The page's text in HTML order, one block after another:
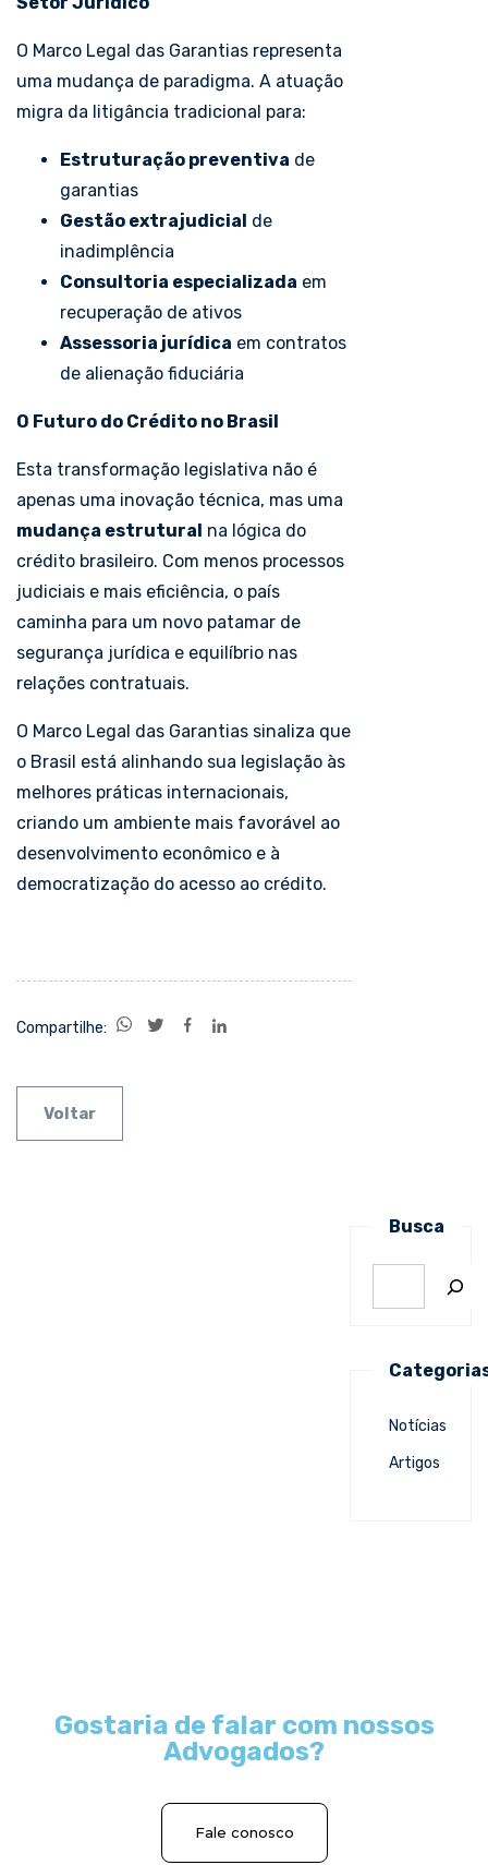
O Marco Legal das Garantias representa
uma mudança de paradigma. A atuação
migra da litigância tradicional para:
Estruturação preventiva de
garantias
Gestão extrajudicial de
inadimplência
Consultoria especializada em
recuperação de ativos
Assessoria jurídica em contratos
de alienação fiduciária
O Futuro do Crédito no Brasil
Esta transformação legislativa não é
apenas uma inovação técnica, mas uma
mudança estrutural na lógica do
crédito brasileiro. Com menos processos
judiciais e mais eficiência, o país
caminha para um novo patamar de
segurança jurídica e equilíbrio nas
relações contratuais.
O Marco Legal das Garantias sinaliza que
o Brasil está alinhando sua legislação às
melhores práticas internacionais,
criando um ambiente mais favorável ao
desenvolvimento econômico e à
democratização do acesso ao crédito.
Compartilhe:
Voltar
Busca
Notícias
Artigos
Gostaria de falar com nossos
Advogados?
Fale conosco